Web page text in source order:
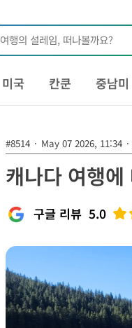
여행의 설레임, 떠나볼까요?
미국 칸쿤 중남미
#8514 · May 07 2026, 11:34 ·
캐나다 여행
구글 리뷰 5.0